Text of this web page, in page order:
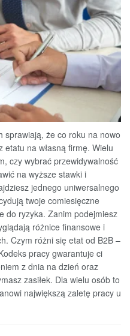
sprawiają, że co roku na nowo
etatu na własną firmę. Wielu
czy wybrać przewidywalność
na wyższe stawki i
jednego uniwersalnego
twoje comiesięczne
do ryzyka. Zanim podejmiesz
różnice finansowe i
Czym różni się etat od B2B –
pracy gwarantuje ci
z dnia na dzień oraz
zasiłek. Dla wielu osób to
największą zaletę pracy u